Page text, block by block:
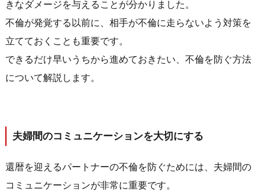
きなダメージを与えることが分かりました。
不倫が発覚する以前に、相手が不倫に走らないよう対策を
立てておくことも重要です。
できるだけ早いうちから進めておきたい、不倫を防ぐ方法
について解説します。
夫婦間のコミュニケーションを大切にする
還暦を迎えるパートナーの不倫を防ぐためには、夫婦間の
コミュニケーションが非常に重要です。